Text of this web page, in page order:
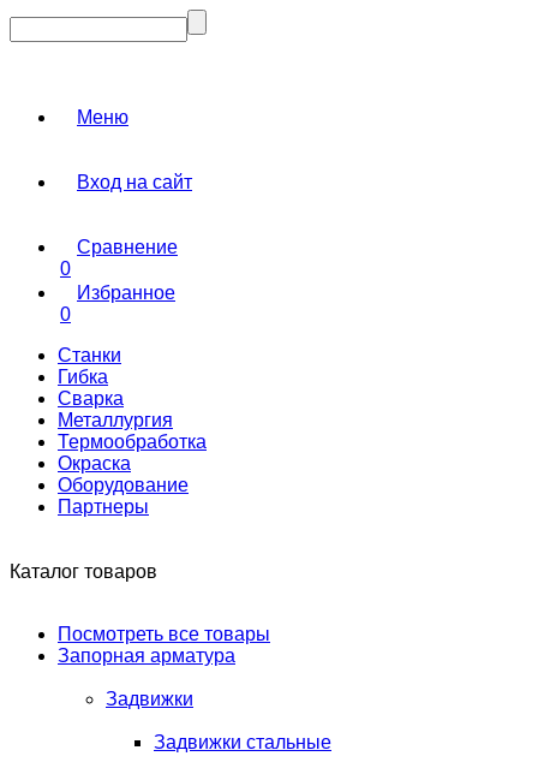
Меню
Вход на сайт
Сравнение
0
Избранное
0
Станки
Гибка
Сварка
Металлургия
Термообработка
Окраска
Оборудование
Партнеры
Каталог товаров
Посмотреть все товары
Запорная арматура
Задвижки
Задвижки стальные